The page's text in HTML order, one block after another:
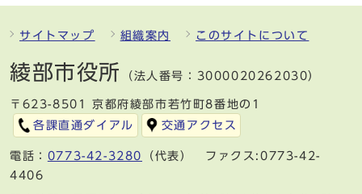
サイトマップ 組織案内 このサイトについて
綾部市役所 （法人番号：3000020262030）
〒623-8501 京都府綾部市若竹町8番地の1
各課直通ダイアル
交通アクセス
電話： 0773-42-3280
（代表） ファクス:0773-42-
4406